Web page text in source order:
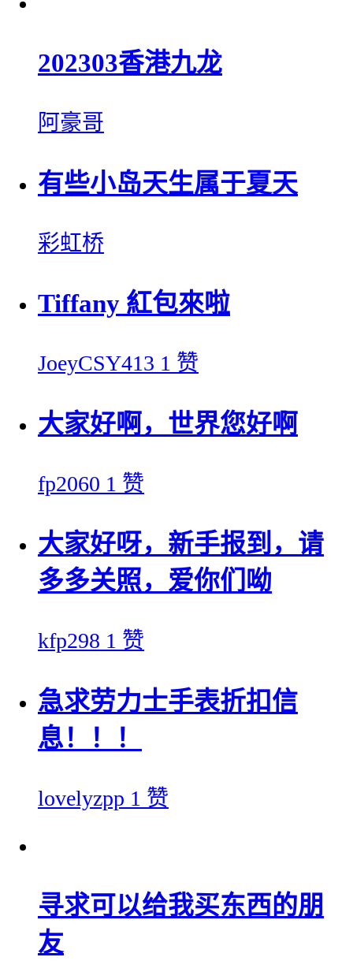
202303香港九龙
阿豪哥
有些小岛天生属于夏天
彩虹桥
Tiffany 紅包來啦
JoeyCSY413 1 赞
大家好啊，世界您好啊
fp2060 1 赞
大家好呀，新手报到，请
多多关照，爱你们呦
kfp298 1 赞
急求劳力士手表折扣信
息！！！
lovelyzpp 1 赞
寻求可以给我买东西的朋
友